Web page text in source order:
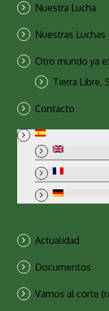
Nuestra Lucha
Nuestras Luchas
Otro mundo ya
Tierra Libre,
Contacto
Actualidad
Documentos
Vamos al corte